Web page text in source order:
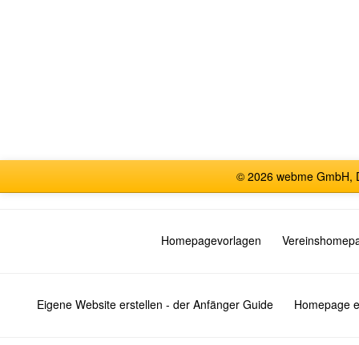
© 2026 webme GmbH,
Homepagevorlagen
Eigene Website erstellen - der Anfänger Guide Homepage